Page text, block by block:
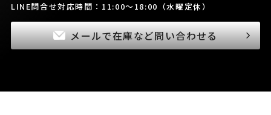
LINE問合せ対応時間：11:00～18:00（水曜定休）
メールで在庫など問い合わせる